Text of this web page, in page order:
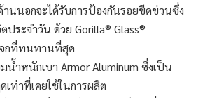
านนอกจะได้รับการป้องกันรอยขีดข่วนซึ่ง
ประจำวัน ด้วย Gorilla® Glass®
กที่ทนทานที่สุด
น้ำหนักเบา Armor Aluminum ซึ่งเป็น
ท่าที่เคยใช้ในการผลิต